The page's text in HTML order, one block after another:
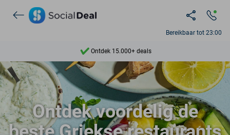
Bereikbaar tot 23:00
7 dagen per week beschikbaar
10+ miljoen leden
9,4
Ontdek 15.000+ deals
Ontdek voordelig de